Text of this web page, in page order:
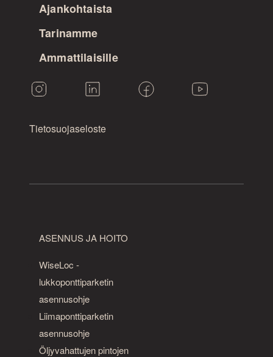
Ajankohtaista
Tarinamme
Ammattilaisille
Tietosuojaseloste
ASENNUS JA HOITO
WiseLoc -
lukkoponttiparketin
asennusohje
Liimaponttiparketin
asennusohje
Öljyvahattujen pintojen